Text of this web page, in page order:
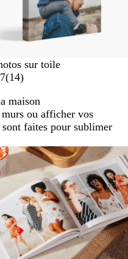
sur toile
(14)
maison
ou afficher vos
faites pour sublimer